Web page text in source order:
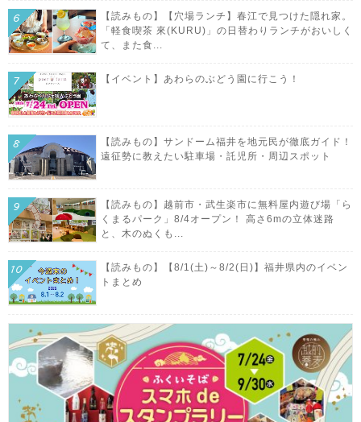
【読みもの】【穴場ランチ】春江で見つけた隠れ家。
「軽食喫茶 來(KURU)」の日替わりランチがおいしく
て、また食...
【イベント】あわらのぶどう園に行こう！
【読みもの】サンドーム福井を地元民が徹底ガイド！
遠征勢に教えたい駐車場・託児所・周辺スポット
【読みもの】越前市・武生楽市に無料屋内遊び場「ら
くまるパーク」8/4オープン！ 高さ6mの立体迷路
と、木のぬくも...
【読みもの】【8/1(土)～8/2(日)】福井県内のイベン
トまとめ